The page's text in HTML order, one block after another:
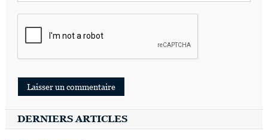
DERNIERS ARTICLES